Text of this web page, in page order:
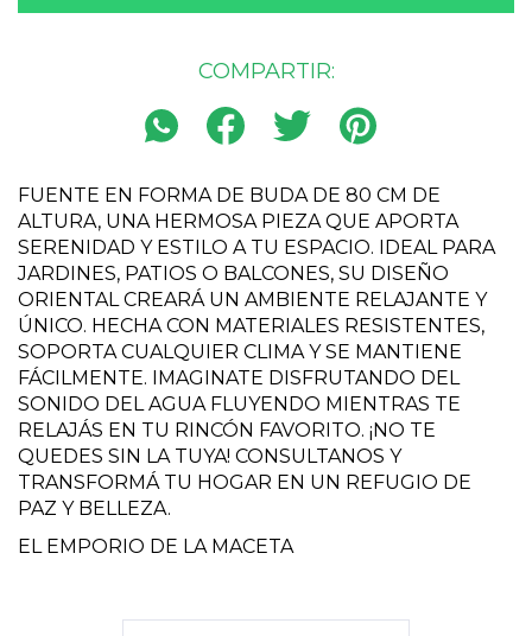
COMPARTIR:
FUENTE EN FORMA DE BUDA DE 80 CM DE
ALTURA, UNA HERMOSA PIEZA QUE APORTA
SERENIDAD Y ESTILO A TU ESPACIO. IDEAL PARA
JARDINES, PATIOS O BALCONES, SU DISEÑO
ORIENTAL CREARÁ UN AMBIENTE RELAJANTE Y
ÚNICO. HECHA CON MATERIALES RESISTENTES,
SOPORTA CUALQUIER CLIMA Y SE MANTIENE
FÁCILMENTE. IMAGINATE DISFRUTANDO DEL
SONIDO DEL AGUA FLUYENDO MIENTRAS TE
RELAJÁS EN TU RINCÓN FAVORITO. ¡NO TE
QUEDES SIN LA TUYA! CONSULTANOS Y
TRANSFORMÁ TU HOGAR EN UN REFUGIO DE
PAZ Y BELLEZA.
EL EMPORIO DE LA MACETA